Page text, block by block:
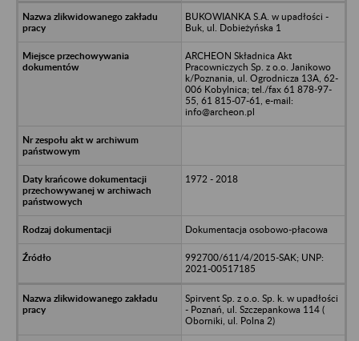
BUKOWIANKA S.A. w upadłości -
Buk, ul. Dobieżyńska 1
ARCHEON Składnica Akt
Pracowniczych Sp. z o.o. Janikowo
k/Poznania, ul. Ogrodnicza 13A, 62-
006 Kobylnica; tel./fax 61 878-97-
55, 61 815-07-61, e-mail:
info@archeon.pl
1972 - 2018
Dokumentacja osobowo-płacowa
992700/611/4/2015-SAK; UNP:
2021-00517185
Spirvent Sp. z o.o. Sp. k. w upadłości
- Poznań, ul. Szczepankowa 114 (
Oborniki, ul. Polna 2)